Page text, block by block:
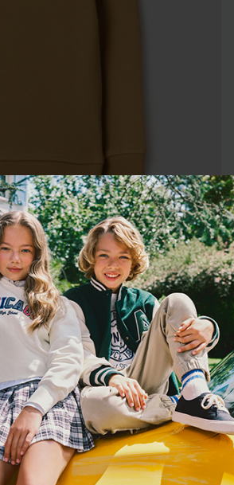
pour les enfants âgés de 3 à 10 ans et